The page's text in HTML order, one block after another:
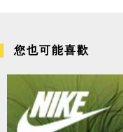
您也可能喜歡